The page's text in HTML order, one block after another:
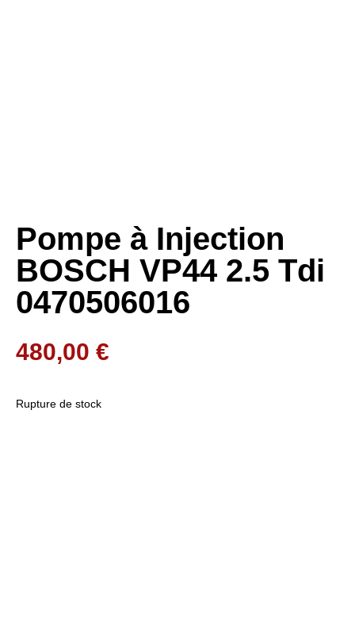
Pompe à Injection
BOSCH VP44 2.5 Tdi
0470506016
480,00 €
Rupture de stock